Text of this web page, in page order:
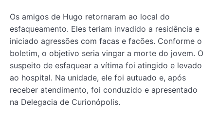
Os amigos de Hugo retornaram ao local do
esfaqueamento. Eles teriam invadido a residência e
iniciado agressões com facas e facões. Conforme o
boletim, o objetivo seria vingar a morte do jovem. O
suspeito de esfaquear a vítima foi atingido e levado
ao hospital. Na unidade, ele foi autuado e, após
receber atendimento, foi conduzido e apresentado
na Delegacia de Curionópolis.